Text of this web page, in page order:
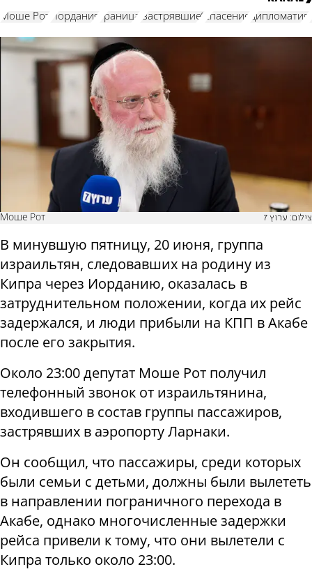
Моше Рот Иордания граница “застрявшие” спасение дипломатия
Моше Рот צילום: ערוץ 7
В минувшую пятницу, 20 июня, группа
израильтян, следовавших на родину из
Кипра через Иорданию, оказалась в
затруднительном положении, когда их рейс
задержался, и люди прибыли на КПП в Акабе
после его закрытия.
Около 23:00 депутат Моше Рот получил
телефонный звонок от израильтянина,
входившего в состав группы пассажиров,
застрявших в аэропорту Ларнаки.
Он сообщил, что пассажиры, среди которых
были семьи с детьми, должны были вылететь
в направлении пограничного перехода в
Акабе, однако многочисленные задержки
рейса привели к тому, что они вылетели с
Кипра только около 23:00.